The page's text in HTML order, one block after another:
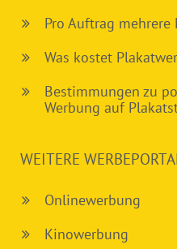
Pro Auftrag
Was kostet
Bestimmungen zu
Werbung auf
WEITERE
Onlinewerbung
Kinowerbung